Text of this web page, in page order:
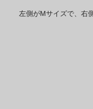
左側がMサイズで、右